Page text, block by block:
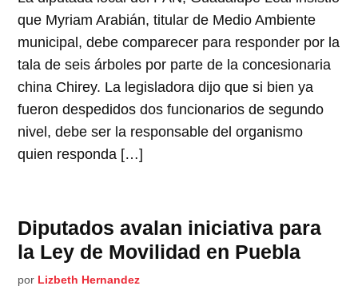
que Myriam Arabián, titular de Medio Ambiente
municipal, debe comparecer para responder por la
tala de seis árboles por parte de la concesionaria
china Chirey. La legisladora dijo que si bien ya
fueron despedidos dos funcionarios de segundo
nivel, debe ser la responsable del organismo
quien responda […]
Diputados avalan iniciativa para
la Ley de Movilidad en Puebla
por Lizbeth Hernandez